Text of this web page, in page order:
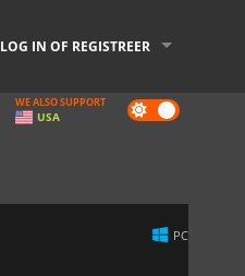
LOG IN OF REGISTREER
Dark
mode
WE ALSO SUPPORT
USA
PC